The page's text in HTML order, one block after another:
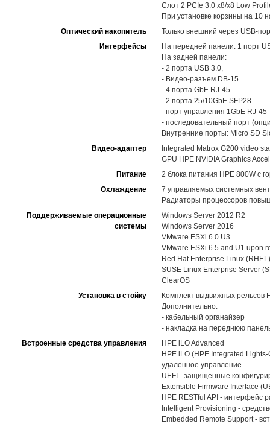
Слот 2 PCIe 3.0 x8/x8 Low
При установке корзины на 10
Оптический накопитель
Только внешний через USB-
Интерфейсы
На передней панели: 1 порт
На задней панели:
- 2 порта USB 3.0,
- Видео-разъем DB-15
- 4 порта GbE RJ-45
- 2 порта 25/10GbE SFP28
- порт управления 1GbE RJ-45
- последовательный порт
Внутренние порты: Micro SD
Видео-адаптер
Integrated Matrox G200 video
GPU HPE NVIDIA Graphics
Питание
2 блока питания HPE 800W с
Охлаждение
7 управляемых системных
Радиаторы процессоров
Поддерживаемые операционные
системы
Windows Server 2012 R2
Windows Server 2016
VMware ESXi 6.0 U3
VMware ESXi 6.5 and U1 upon
Red Hat Enterprise Linux
SUSE Linux Enterprise Server
ClearOS
Установка в стойку
Комплект выдвижных рельсов
Дополнительно:
- кабельный органайзер
- накладка на переднюю
Встроенные средства управления
HPE iLO Advanced
HPE iLO (HPE Integrated
удаленное управление
UEFI - защищенные
Extensible Firmware Interface
HPE RESTful API - интерфейс
Intelligent Provisioning -
Embedded Remote Support -